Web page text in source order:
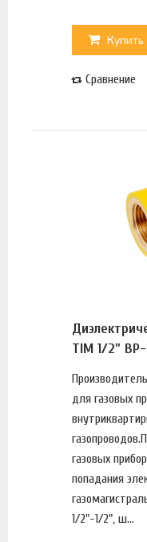
Купить
Сравнение
TIM 1/2"
для газовых
газовых
попадания
1/2"-1/2", ш...